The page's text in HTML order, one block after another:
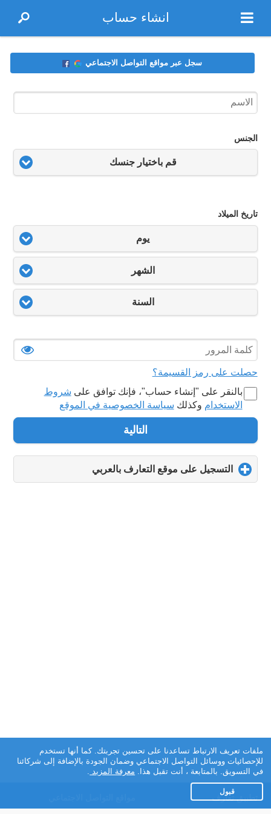
انشاء حساب
سجل عبر مواقع التواصل الاجتماعي
الجنس
قم باختيار جنسك
تاريخ الميلاد
يوم
الشهر
السنة
حصلت على رمز القسيمة؟
بالنقر على "‏إنشاء حساب‏"، فإنك توافق على شروط
الاستخدام وكذلك سياسة الخصوصية في الموقع
التالية
التسجيل على موقع التعارف بالعربي
to
تطبيق تعارف
ملفات تعريف الارتباط تساعدنا على تحسين تجربتك. كما أنها تستخدم
للإحصائيات ووسائل التواصل الاجتماعي وضمان الجودة بالإضافة إلى شركائنا
في التسويق. بالمتابعة ، أنت تقبل هذا. معرفة المزيد .
قبول